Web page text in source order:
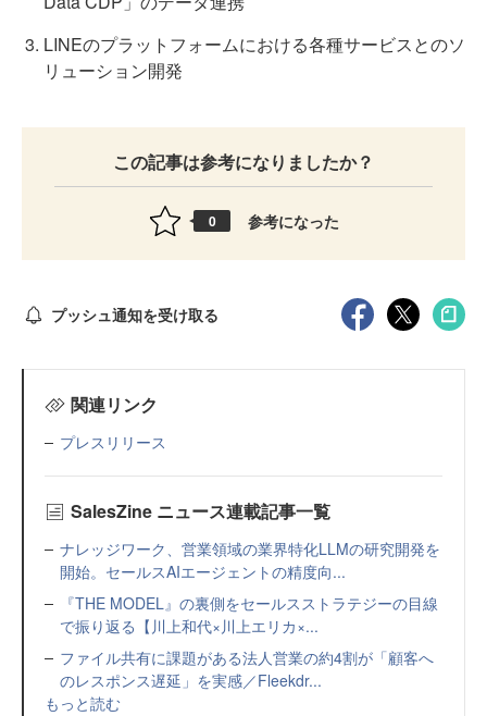
LINEのプラットフォームにおける各種サービスとのソ
リューション開発
この記事は参考になりましたか？
0 参考になった
プッシュ通知を受け取る
関連リンク
プレスリリース
SalesZine ニュース連載記事一覧
ナレッジワーク、営業領域の業界特化LLMの研究開発を
開始。セールスAIエージェントの精度向...
『THE MODEL』の裏側をセールスストラテジーの目線
で振り返る【川上和代×川上エリカ×...
ファイル共有に課題がある法人営業の約4割が「顧客へ
のレスポンス遅延」を実感／Fleekdr...
もっと読む